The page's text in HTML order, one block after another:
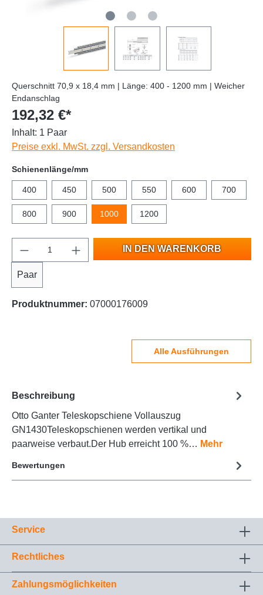
Querschnitt 70,9 x 18,4 mm | Länge: 400 - 1200 mm | Weicher
Endanschlag
192,32 €*
Inhalt: 1 Paar
Preise exkl. MwSt. zzgl. Versandkosten
Schienenlänge/mm
400 450 500 550 600 700
800 900 1000 1200
Paar
IN DEN WARENKORB
Produktnummer: 07000176009
Alle Ausführungen
Beschreibung
Otto Ganter Teleskopschiene Vollauszug
GN1430Teleskopschienen werden vertikal und
paarweise verbaut.Der Hub erreicht 100 %… Mehr
Bewertungen
Service
Rechtliches
Zahlungsmöglichkeiten